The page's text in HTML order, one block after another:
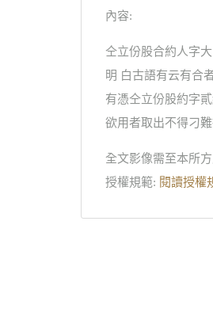
內容:
仝立份股合約人字
明 白古語有云有合
有憑仝立份股約字
欲用者取出不得刁
全文影像需至本所
授權規範: 閱讀授權